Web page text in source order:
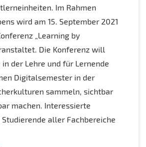
Im Rahmen
wird am 15. September 2021
„Learning by
Die Konferenz will
der Lehre und für Lernende
Digitalsemester in der
sammeln, sichtbar
machen. Interessierte
Studierende aller Fachbereiche